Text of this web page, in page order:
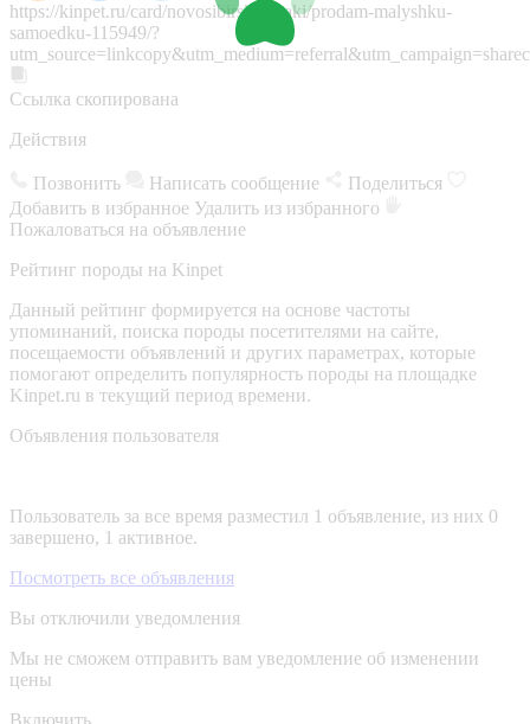
https://kinpet.ru/card/novosibirsk/sobaki/prodam-malyshku-
samoedku-115949/?
Ссылка скопирована
Действия
Позвонить Написать сообщение
Поделиться
Добавить в избранное Удалить из избранного
Пожаловаться на объявление
Рейтинг породы на Kinpet
Данный рейтинг формируется на основе частоты
упоминаний, поиска породы посетителями на сайте,
посещаемости объявлений и других параметрах, которые
помогают определить популярность породы на площадке
Kinpet.ru в текущий период времени.
Объявления пользователя
Пользователь за все время разместил 1 объявление, из них 0
завершено, 1 активное.
Посмотреть все объявления
Вы отключили уведомления
Мы не сможем отправить вам уведомление об изменении
цены
Включить